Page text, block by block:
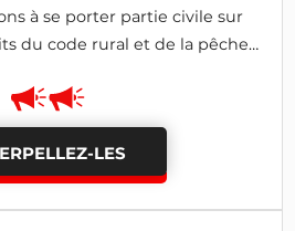
à se porter partie civile sur
du code rural et de la pêche
LES